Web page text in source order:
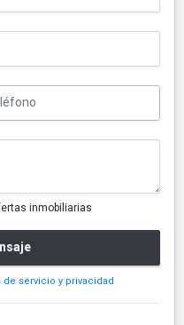
inmobiliarias
de servicio y privacidad